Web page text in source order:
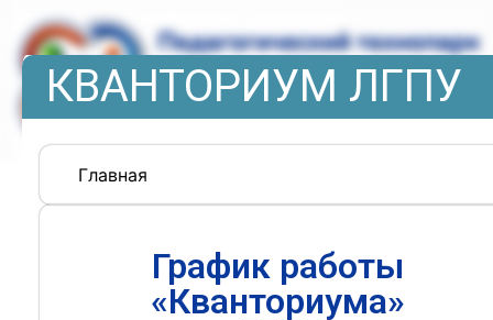
КВАНТОРИУМ ЛГПУ
Главная
График работы
«Кванториума»